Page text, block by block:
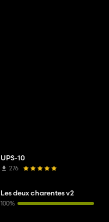
UPS-10
276
Les deux charentes v2
100%